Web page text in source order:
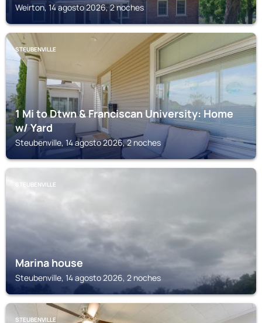
Weirton, 14 agosto 2026, 2 noches
STEUBENVILLE
1 Mi to Dtwn & Franciscan University: Home
w/ Yard
Steubenville, 14 agosto 2026, 2 noches
STEUBENVILLE
Marina house
Steubenville, 14 agosto 2026, 2 noches
STEUBENVILLE